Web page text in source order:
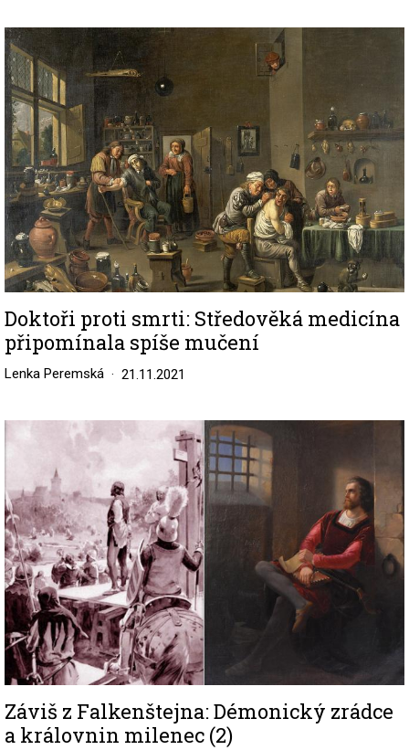
Image
Doktoři proti smrti: Středověká medicína
připomínala spíše mučení
Lenka Peremská 21.11.2021
Záviš z Falkenštejna: Démonický zrádce
a královnin milenec (2)